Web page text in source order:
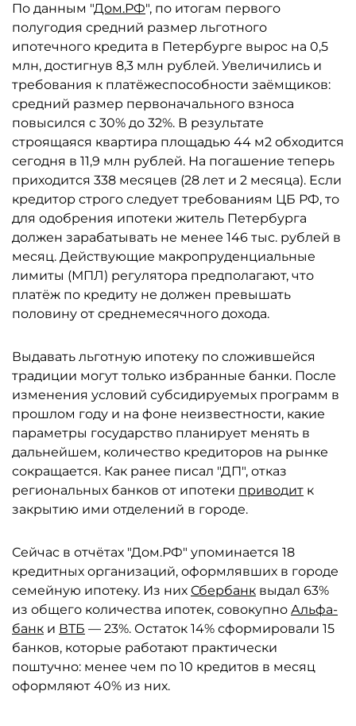
По данным "Дом.РФ", по итогам первого
полугодия средний размер льготного
ипотечного кредита в Петербурге вырос на 0,5
млн, достигнув 8,3 млн рублей. Увеличились и
требования к платёжеспособности заёмщиков:
средний размер первоначального взноса
повысился с 30% до 32%. В результате
строящаяся квартира площадью 44 м2 обходится
сегодня в 11,9 млн рублей. На погашение теперь
приходится 338 месяцев (28 лет и 2 месяца). Если
кредитор строго следует требованиям ЦБ РФ, то
для одобрения ипотеки житель Петербурга
должен зарабатывать не менее 146 тыс. рублей в
месяц. Действующие макропруденциальные
лимиты (МПЛ) регулятора предполагают, что
платёж по кредиту не должен превышать
половину от среднемесячного дохода.
Выдавать льготную ипотеку по сложившейся
традиции могут только избранные банки. После
изменения условий субсидируемых программ в
прошлом году и на фоне неизвестности, какие
параметры государство планирует менять в
дальнейшем, количество кредиторов на рынке
сокращается. Как ранее писал "ДП", отказ
региональных банков от ипотеки приводит к
закрытию ими отделений в городе.
Сейчас в отчётах "Дом.РФ" упоминается 18
кредитных организаций, оформлявших в городе
семейную ипотеку. Из них Сбербанк выдал 63%
из общего количества ипотек, совокупно Альфа-
банк и ВТБ — 23%. Остаток 14% сформировали 15
банков, которые работают практически
поштучно: менее чем по 10 кредитов в месяц
оформляют 40% из них.